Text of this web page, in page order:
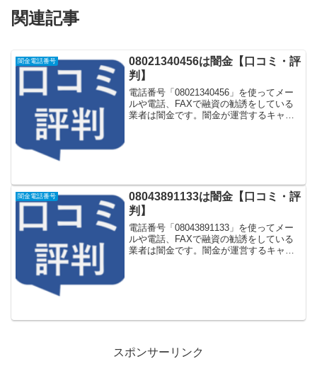
関連記事
闇金電話番号
08021340456は闇金【口コミ・評
判】
電話番号「08021340456」を使ってメー
ルや電話、FAXで融資の勧誘をしている
業者は闇金です。闇金が運営するキャッ
闇金電話番号
08043891133は闇金【口コミ・評
判】
電話番号「08043891133」を使ってメー
ルや電話、FAXで融資の勧誘をしている
業者は闇金です。闇金が運営するキャッ
スポンサーリンク